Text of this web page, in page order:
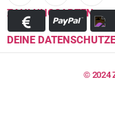
ZAHLUNGSARTEN
DEINE
© 2024